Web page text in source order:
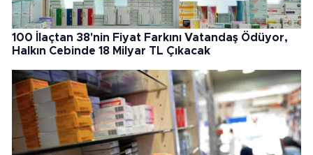
100 İlaçtan 38'nin Fiyat Farkını Vatandaş Ödüyor,
Halkın Cebinde 18 Milyar TL Çıkacak